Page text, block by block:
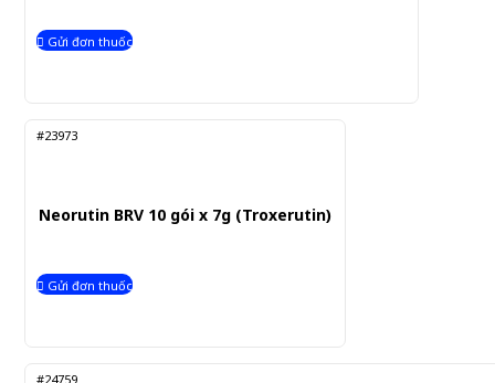
Gửi đơn thuốc
#23973
Neorutin BRV 10 gói x 7g (Troxerutin)
Gửi đơn thuốc
#24759